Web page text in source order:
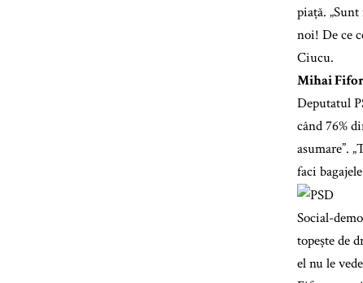
piață.
noi! De ce
Ciucu.
Mihai
Deputatul
când 76%
asumare”.
faci
Social-
topește de
el nu le